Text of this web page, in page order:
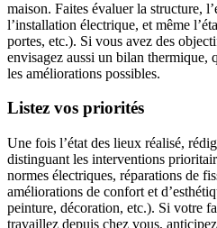
maison. Faites évaluer la structure,
l’installation électrique, et même
portes, etc.). Si vous avez des
envisagez aussi un bilan thermique,
les améliorations possibles.
Listez vos priorités
Une fois l’état des lieux réalisé,
distinguant les interventions
normes électriques, réparations de
améliorations de confort et
peinture, décoration, etc.). Si votre
travaillez depuis chez vous,